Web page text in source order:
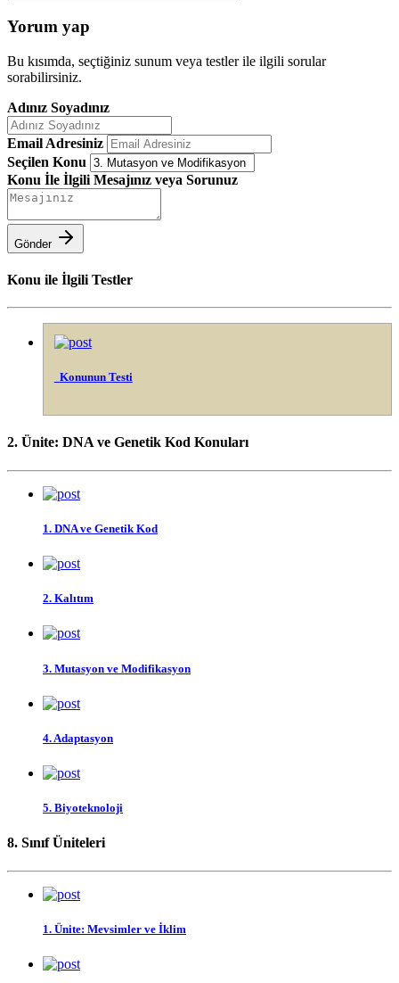
Yorum yap
Bu kısımda, seçtiğiniz sunum veya testler ile ilgili sorular
sorabilirsiniz.
Adınız Soyadınız
Email Adresiniz
Seçilen Konu
Konu İle İlgili Mesajınız veya Sorunuz
Gönder
Konu ile İlgili Testler
Konunun Testi
2. Ünite: DNA ve Genetik Kod Konuları
1. DNA ve Genetik Kod
2. Kalıtım
3. Mutasyon ve Modifikasyon
4. Adaptasyon
5. Biyoteknoloji
8. Sınıf Üniteleri
1. Ünite: Mevsimler ve İklim